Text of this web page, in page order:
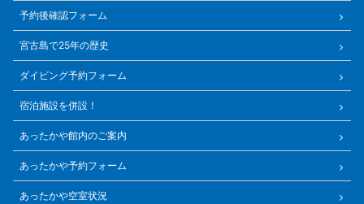
予約後確認フォーム
宮古島で25年の歴史
ダイビング予約フォーム
宿泊施設を併設！
あったかや館内のご案内
あったかや予約フォーム
あったかや空室状況